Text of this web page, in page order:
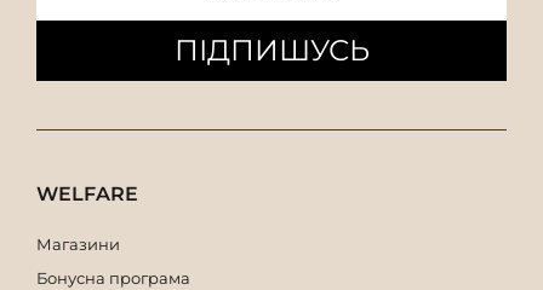
ПІДПИШУСЬ
WELFARE
Магазини
Бонусна програма